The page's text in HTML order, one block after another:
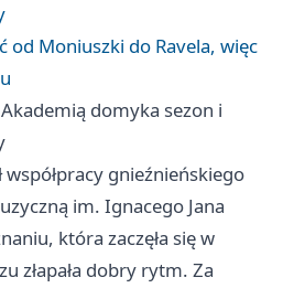
od Moniuszki do Ravela, więc
domyka sezon i
współpracy gnieźnieńskiego
im. Ignacego Jana
która zaczęła się w
złapała dobry rytm. Za